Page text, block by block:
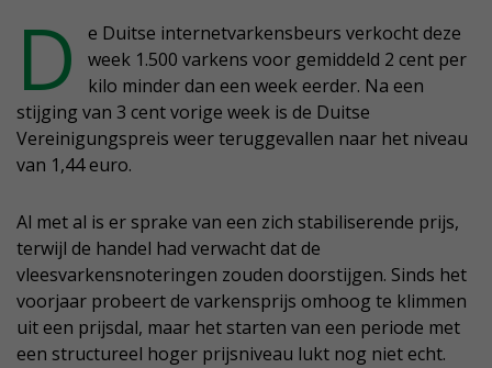
D
e Duitse internetvarkensbeurs verkocht deze
week 1.500 varkens voor gemiddeld 2 cent per
kilo minder dan een week eerder. Na een
stijging van 3 cent vorige week is de Duitse
Vereinigungspreis weer teruggevallen naar het niveau
van 1,44 euro.
Al met al is er sprake van een zich stabiliserende prijs,
terwijl de handel had verwacht dat de
vleesvarkensnoteringen zouden doorstijgen. Sinds het
voorjaar probeert de varkensprijs omhoog te klimmen
uit een prijsdal, maar het starten van een periode met
een structureel hoger prijsniveau lukt nog niet echt.